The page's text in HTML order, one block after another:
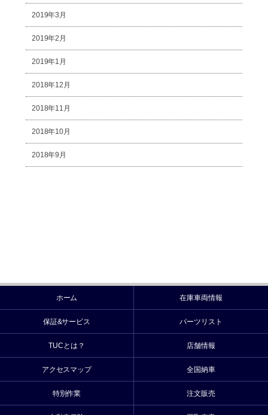
2019年3月
2019年2月
2019年1月
2018年12月
2018年11月
2018年10月
2018年9月
ホーム 在庫車両情報
保証&サービス パーツリスト
TUCとは？ 店舗情報
アクセスマップ 全国納車
特別作業 注文販売